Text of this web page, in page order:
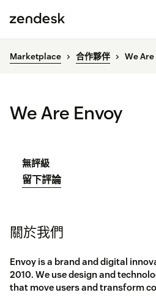
Marketplace 合作夥伴 We Are
We Are Envoy
無評級
留下評論
關於我們
Envoy is a brand and digital
2010. We use design and
that move users and transform